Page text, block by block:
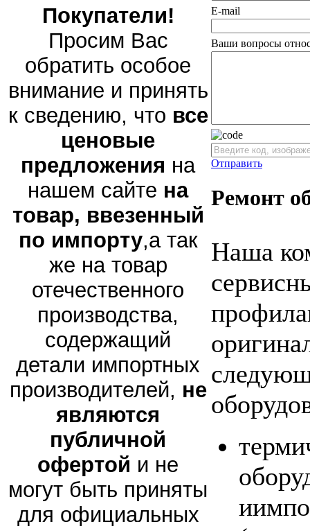
Покупатели!
Просим Вас
обратить особое
внимание и принять
к сведению, что все
ценовые
предложения на
нашем сайте на
товар, ввезенный
по импорту,а так
же на товар
отечественного
производства,
содержащий
детали импортных
производителей, не
являются
публичной
офертой и не
могут быть приняты
для официальных
E-mail
Ваши вопросы
Отправить
Ремонт
Наша